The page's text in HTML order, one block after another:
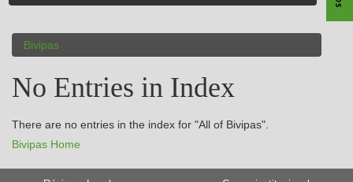
Bivipas
No Entries in Index
There are no entries in the index for "All of Bivipas".
Bivipas Home